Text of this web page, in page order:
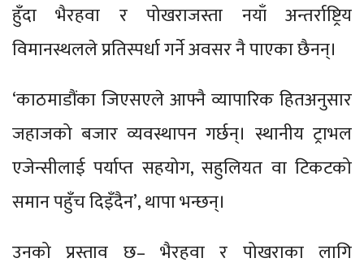
हुँदा भैरहवा र पोखराजस्ता नयाँ अन्तर्राष्ट्रिय
विमानस्थलले प्रतिस्पर्धा गर्ने अवसर नै पाएका छैनन्।
‘काठमाडौंका जिएसएले आफ्नै व्यापारिक हितअनुसार
जहाजको बजार व्यवस्थापन गर्छन्। स्थानीय ट्राभल
एजेन्सीलाई पर्याप्त सहयोग, सहुलियत वा टिकटको
समान पहुँच दिइँदैन’, थापा भन्छन्।
उनको प्रस्ताव छ– भैरहवा र पोखराका लागि